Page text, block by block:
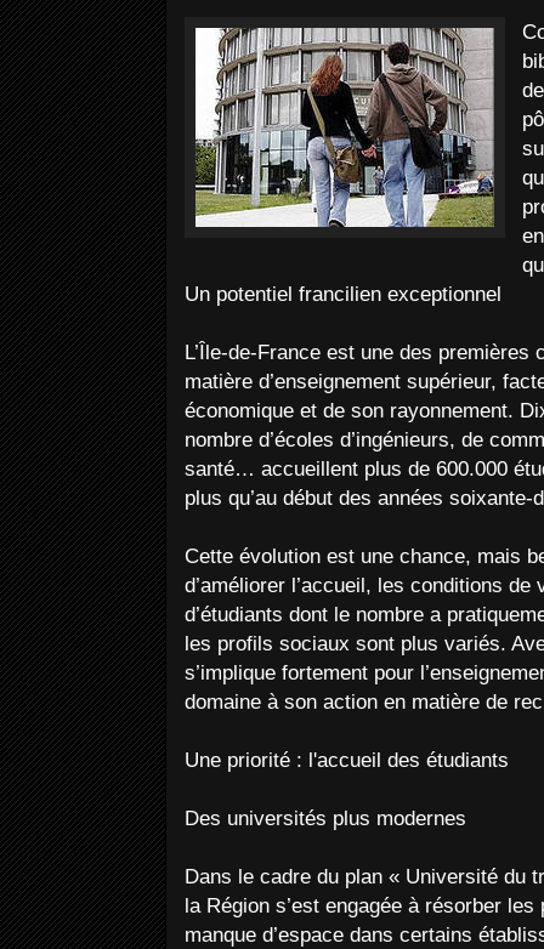
Un potentiel francilien exceptionnel
L’Île-de-France est une des premières
matière d’enseignement supérieur,
économique et de son rayonnement.
nombre d’écoles d’ingénieurs, de
santé… accueillent plus de 600.000
plus qu’au début des années soixante-
Cette évolution est une chance, mais
d’améliorer l’accueil, les conditions
d’étudiants dont le nombre a
les profils sociaux sont plus variés.
s’implique fortement pour
domaine à son action en matière de
Une priorité : l'accueil des étudiants
Des universités plus modernes
Dans le cadre du plan « Université du
la Région s’est engagée à résorber
manque d’espace dans certains